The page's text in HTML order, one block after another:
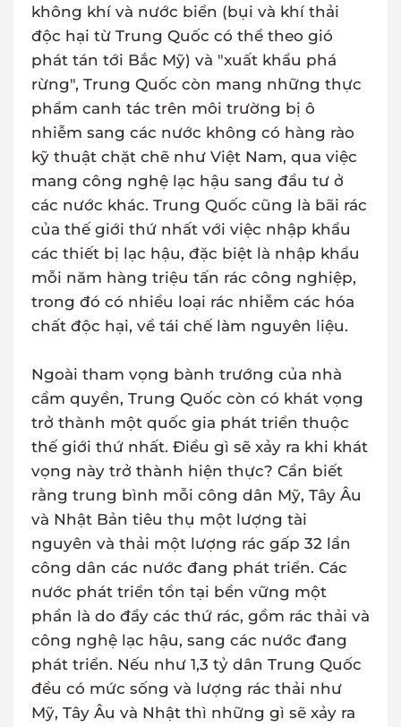
không khí và nước biển (bụi và khí thải
độc hại từ Trung Quốc có thể theo gió
phát tán tới Bắc Mỹ) và "xuất khẩu phá
rừng", Trung Quốc còn mang những thực
phẩm canh tác trên môi trường bị ô
nhiễm sang các nước không có hàng rào
kỹ thuật chặt chẽ như Việt Nam, qua việc
mang công nghệ lạc hậu sang đầu tư ở
các nước khác. Trung Quốc cũng là bãi rác
của thế giới thứ nhất với việc nhập khẩu
các thiết bị lạc hậu, đặc biệt là nhập khẩu
mỗi năm hàng triệu tấn rác công nghiệp,
trong đó có nhiều loại rác nhiễm các hóa
chất độc hại, về tái chế làm nguyên liệu.
Ngoài tham vọng bành trướng của nhà
cầm quyền, Trung Quốc còn có khát vọng
trở thành một quốc gia phát triển thuộc
thế giới thứ nhất. Điều gì sẽ xảy ra khi khát
vọng này trở thành hiện thực? Cần biết
rằng trung bình mỗi công dân Mỹ, Tây Âu
và Nhật Bản tiêu thụ một lượng tài
nguyên và thải một lượng rác gấp 32 lần
công dân các nước đang phát triển. Các
nước phát triển tồn tại bền vững một
phần là do đẩy các thứ rác, gồm rác thải và
công nghệ lạc hậu, sang các nước đang
phát triển. Nếu như 1,3 tỷ dân Trung Quốc
đều có mức sống và lượng rác thải như
Mỹ, Tây Âu và Nhật thì những gì sẽ xảy ra